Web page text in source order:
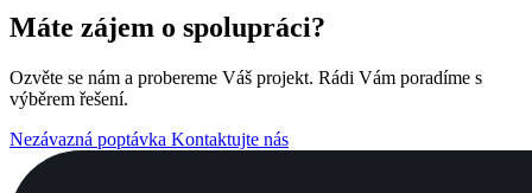
Máte zájem o spolupráci?
Ozvěte se nám a probereme Váš projekt. Rádi Vám poradíme s
výběrem řešení.
Nezávazná poptávka Kontaktujte nás